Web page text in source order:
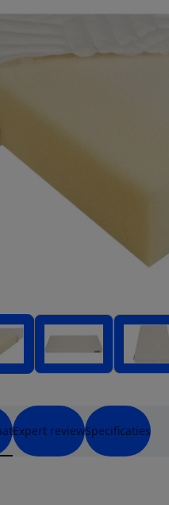
Expert reviewSpecificaties